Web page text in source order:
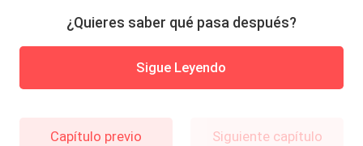
¿Quieres saber qué pasa después?
Sigue Leyendo
Capítulo previo Siguiente capítulo